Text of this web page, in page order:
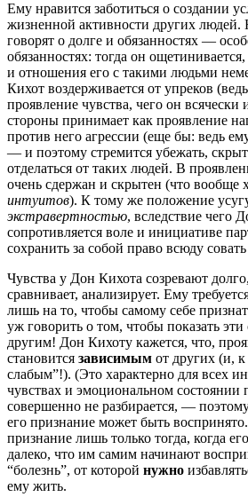
Ему нравится заботиться о создании
жизненной активности других людей.
говорят о долге и обязанностях —
обязанностях: тогда он
и отношения его с такими людьми
Кихот воздерживается от упреков
проявление чувства, чего он всячески
стороны принимает как проявление
против него агрессии (еще бы: ведь
— и поэтому стремится убежать,
отделаться от таких людей. В
очень сдержан и скрытен (что вообще
интуитов). К тому же положение
экстравертностью, вследствие чего
сопротивляется воле и инициативе
сохранить за собой право всюду
Чувства у Дон Кихота созревают
сравнивает, анализирует. Ему
лишь на то, чтобы самому себе
уж говорить о том, чтобы показать
другим! Дон Кихоту кажется, что,
становится зависимым от других (и,
слабым”!). (Это характерно для всех
чувствах и эмоциональном состоянии
совершенно не разбирается, —
его признание может быть
признание лишь только тогда, когда
далеко, что им самим начинают
“болезнь”, от которой нужно
ему жить.